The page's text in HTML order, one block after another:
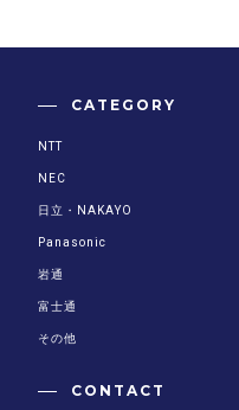
CATEGORY
NTT
NEC
日立・NAKAYO
Panasonic
岩通
富士通
その他
CONTACT